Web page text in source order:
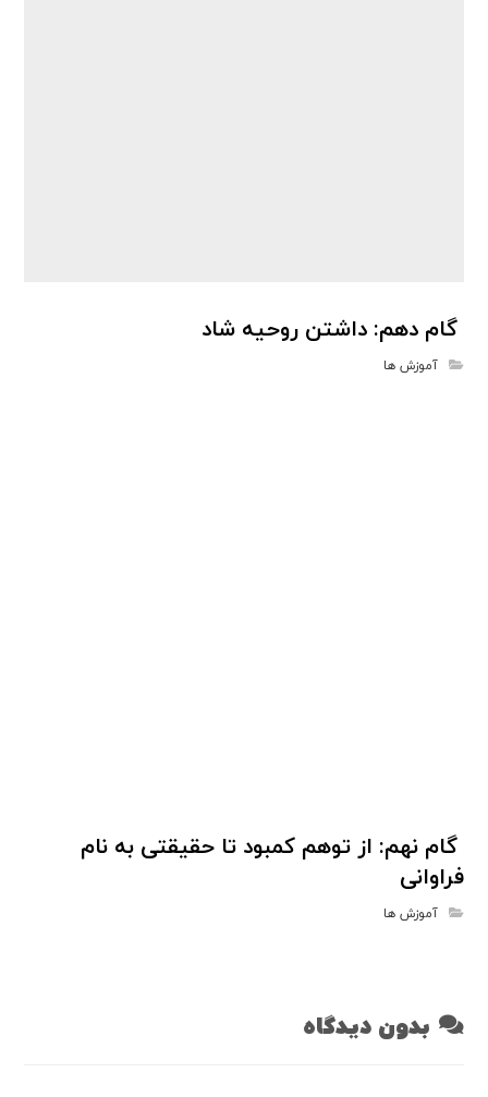
گام دهم: داشتن روحیه شاد
آموزش ها
گام نهم: از توهم کمبود تا حقیقتی به نام
فراوانی
آموزش ها
بدون دیدگاه